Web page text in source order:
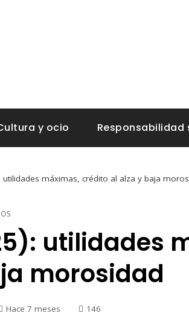
y ocio Responsabilidad
utilidades máximas, crédito al alza y baja
utilidades
morosidad
Hace 7 meses 146